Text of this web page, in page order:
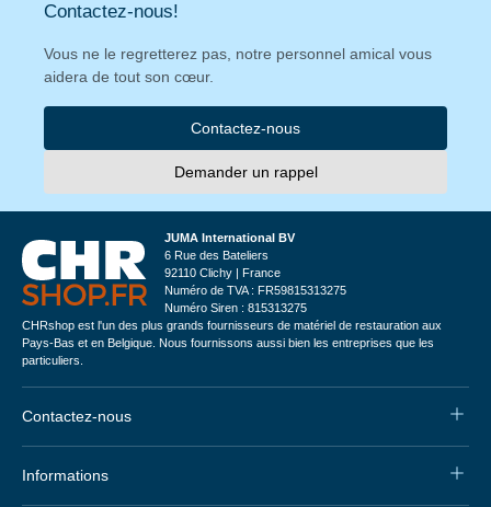
Contactez-nous!
Vous ne le regretterez pas, notre personnel amical vous
aidera de tout son cœur.
Contactez-nous
Demander un rappel
JUMA International BV
6 Rue des Bateliers
92110 Clichy | France
Numéro de TVA : FR59815313275
Numéro Siren : 815313275
CHRshop est l'un des plus grands fournisseurs de matériel de restauration aux
Pays-Bas et en Belgique. Nous fournissons aussi bien les entreprises que les
particuliers.
Contactez-nous
Informations